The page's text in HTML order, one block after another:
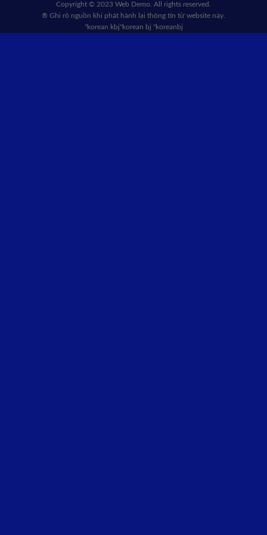
Copyright © 2023 Web Demo. All rights reserved.
® Ghi rõ nguồn khi phát hành lại thông tin từ website này.
"korean kbj​"korean bj "koreanbj​